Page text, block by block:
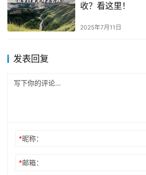
收？看这里！
2025年7月11日
发表回复
*昵称：
*邮箱：